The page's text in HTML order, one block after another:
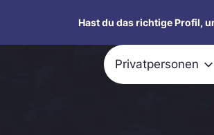
Hast du das richtige Profil,
Privatpersonen